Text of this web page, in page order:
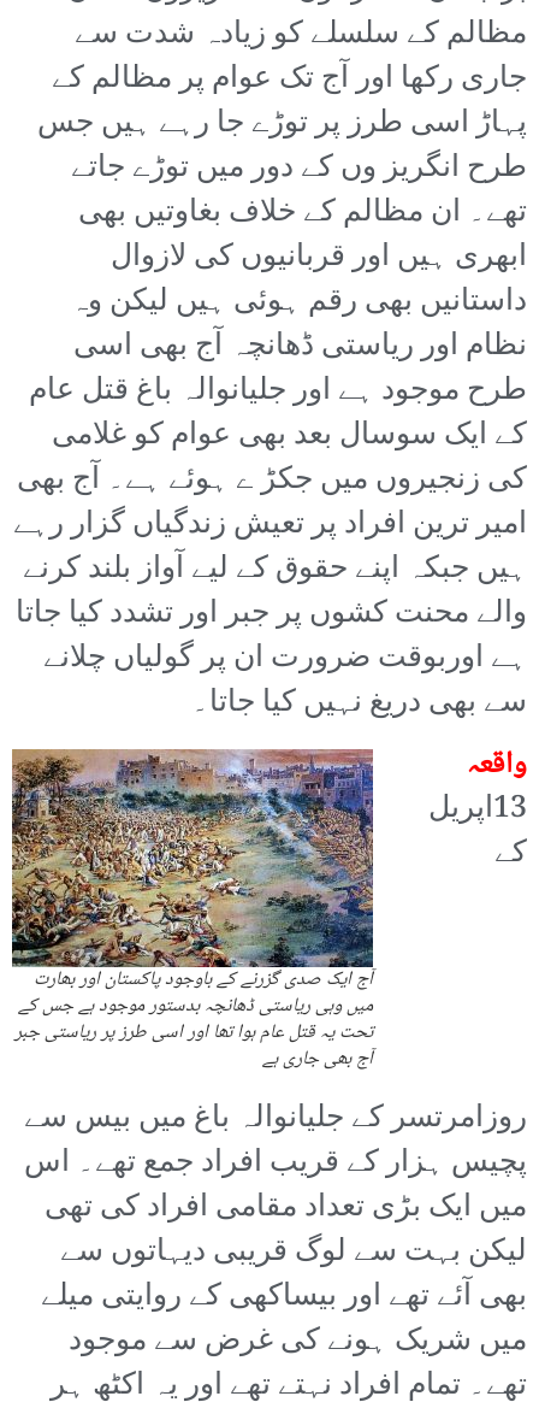
مظالم کے سلسلے کو زیادہ شدت سے
جاری رکھا اور آج تک عوام پر مظالم کے
پہاڑ اسی طرز پر توڑے جا رہے ہیں جس
طرح انگریز وں کے دور میں توڑے جاتے
تھے۔ ان مظالم کے خلاف بغاوتیں بھی
ابھری ہیں اور قربانیوں کی لازوال
داستانیں بھی رقم ہوئی ہیں لیکن وہ
نظام اور ریاستی ڈھانچہ آج بھی اسی
طرح موجود ہے اور جلیانوالہ باغ قتل عام
کے ایک سوسال بعد بھی عوام کو غلامی
کی زنجیروں میں جکڑ ے ہوئے ہے۔ آج بھی
امیر ترین افراد پر تعیش زندگیاں گزار رہے
ہیں جبکہ اپنے حقوق کے لیے آواز بلند کرنے
والے محنت کشوں پر جبر اور تشدد کیا جاتا
ہے اوربوقت ضرورت ان پر گولیاں چلانے
سے بھی دریغ نہیں کیا جاتا۔
آج ایک صدی گزرنے کے باوجود پاکستان اور بھارت
میں وہی ریاستی ڈھانچہ بدستور موجود ہے جس کے
تحت یہ قتل عام ہوا تھا اور اسی طرز پر ریاستی جبر
آج بھی جاری ہے
واقعہ
13اپریل
کے
روزامرتسر کے جلیانوالہ باغ میں بیس سے
پچیس ہزار کے قریب افراد جمع تھے۔ اس
میں ایک بڑی تعداد مقامی افراد کی تھی
لیکن بہت سے لوگ قریبی دیہاتوں سے
بھی آئے تھے اور بیساکھی کے روایتی میلے
میں شریک ہونے کی غرض سے موجود
تھے۔ تمام افراد نہتے تھے اور یہ اکٹھ ہر